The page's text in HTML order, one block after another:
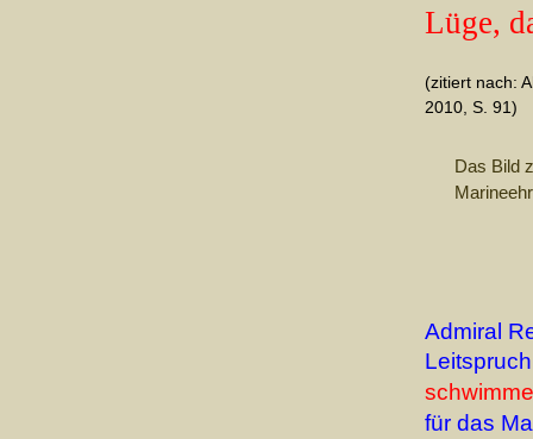
Lüge,
(zitiert nach:
2010, S. 91)
Das Bild
Admiral
für das